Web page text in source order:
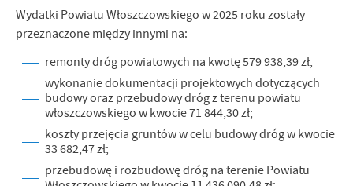
Wydatki Powiatu Włoszczowskiego w 2025 roku zostały
przeznaczone między innymi na:
remonty dróg powiatowych na kwotę 579 938,39 zł,
wykonanie dokumentacji projektowych dotyczących
budowy oraz przebudowy dróg z terenu powiatu
włoszczowskiego w kwocie 71 844,30 zł;
koszty przejęcia gruntów w celu budowy dróg w kwocie
33 682,47 zł;
przebudowę i rozbudowę dróg na terenie Powiatu